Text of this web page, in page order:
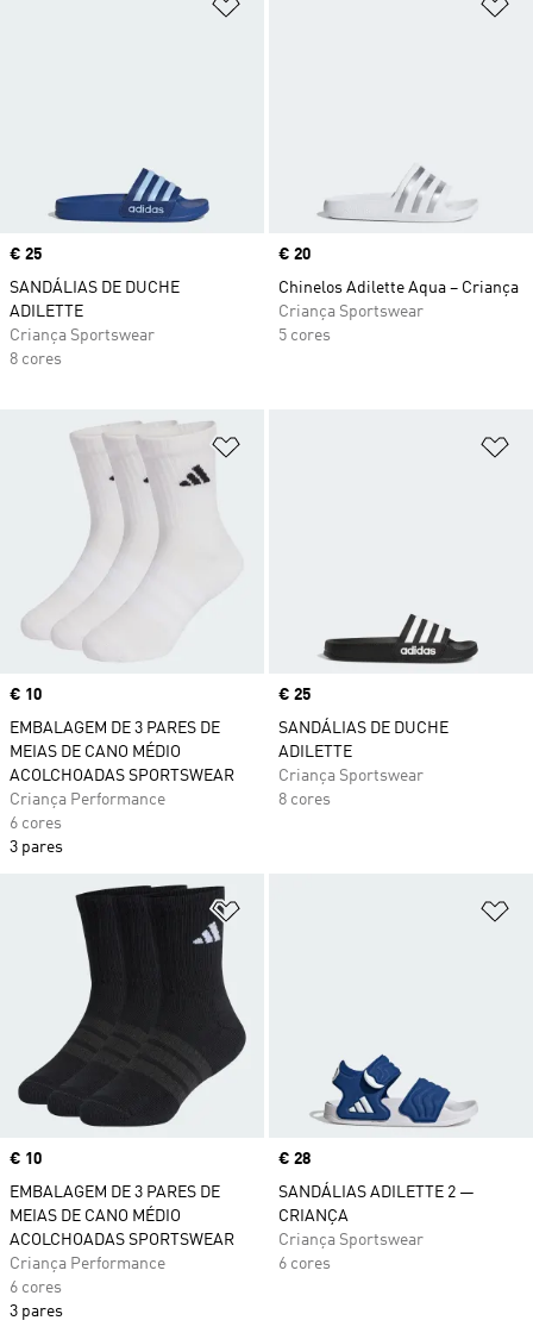
Price
€ 25
SANDÁLIAS DE DUCHE
ADILETTE
Criança Sportswear
8 cores
Price
€ 20
Chinelos Adilette Aqua – Criança
Criança Sportswear
5 cores
Price
€ 10
EMBALAGEM DE 3 PARES DE
MEIAS DE CANO MÉDIO
ACOLCHOADAS SPORTSWEAR
Criança Performance
6 cores
3 pares
Price
€ 25
SANDÁLIAS DE DUCHE
ADILETTE
Criança Sportswear
8 cores
Price
€ 10
EMBALAGEM DE 3 PARES DE
MEIAS DE CANO MÉDIO
ACOLCHOADAS SPORTSWEAR
Criança Performance
6 cores
3 pares
Price
€ 28
SANDÁLIAS ADILETTE 2 —
CRIANÇA
Criança Sportswear
6 cores